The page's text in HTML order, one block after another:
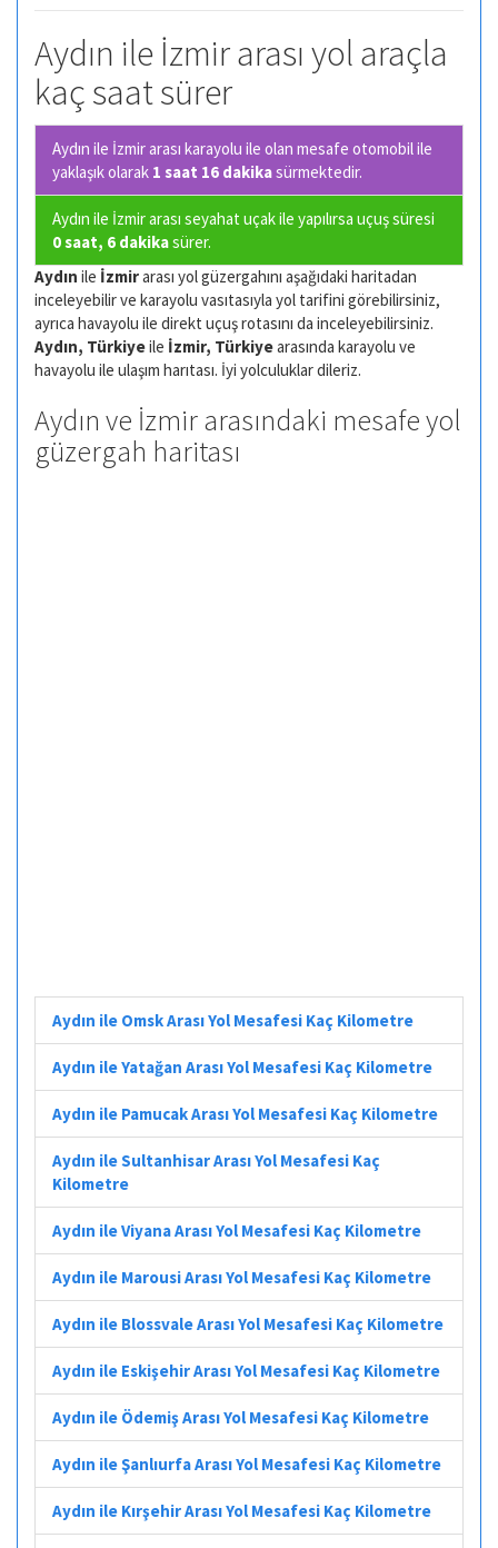
Aydın ile İzmir arası yol araçla
kaç saat sürer
Aydın ile İzmir arası karayolu ile olan mesafe otomobil ile
yaklaşık olarak 1 saat 16 dakikasürmektedir.
Aydın ile İzmir arası seyahat uçak ile yapılırsa uçuş süresi
0 saat, 6 dakikasürer.
Aydın ile İzmirarası yol güzergahını aşağıdaki haritadan
inceleyebilir ve karayolu vasıtasıyla yol tarifini görebilirsiniz,
ayrıca havayolu ile direkt uçuş rotasını da inceleyebilirsiniz.
Aydın, Türkiyeile İzmir, Türkiyearasında karayolu ve
havayolu ile ulaşım harıtası. İyi yolculuklar dileriz.
Aydın ve İzmir arasındaki mesafe yol
güzergah haritası
Aydın ile Omsk Arası Yol Mesafesi Kaç Kilometre
Aydın ile Yatağan Arası Yol Mesafesi Kaç Kilometre
Aydın ile Pamucak Arası Yol Mesafesi Kaç Kilometre
Aydın ile Sultanhisar Arası Yol Mesafesi Kaç
Kilometre
Aydın ile Viyana Arası Yol Mesafesi Kaç Kilometre
Aydın ile Marousi Arası Yol Mesafesi Kaç Kilometre
Aydın ile Blossvale Arası Yol Mesafesi Kaç Kilometre
Aydın ile Eskişehir Arası Yol Mesafesi Kaç Kilometre
Aydın ile Ödemiş Arası Yol Mesafesi Kaç Kilometre
Aydın ile Şanlıurfa Arası Yol Mesafesi Kaç Kilometre
Aydın ile Kırşehir Arası Yol Mesafesi Kaç Kilometre